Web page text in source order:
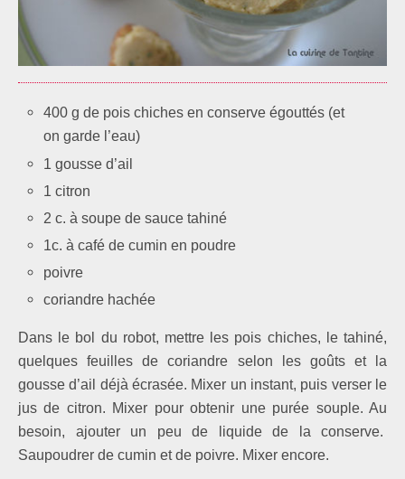
400 g de pois chiches en conserve égouttés (et
on garde l’eau)
1 gousse d’ail
1 citron
2 c. à soupe de sauce tahiné
1c. à café de cumin en poudre
poivre
coriandre hachée
Dans le bol du robot, mettre les pois chiches, le tahiné,
quelques feuilles de coriandre selon les goûts et la
gousse d’ail déjà écrasée. Mixer un instant, puis verser le
jus de citron. Mixer pour obtenir une purée souple. Au
besoin, ajouter un peu de liquide de la conserve.
Saupoudrer de cumin et de poivre. Mixer encore.